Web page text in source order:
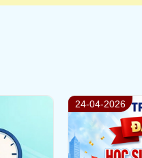
10-04-2026